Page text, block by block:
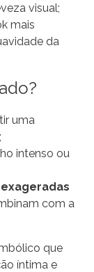
visual;
mais
da
uma
intenso ou
com a
que
íntima e